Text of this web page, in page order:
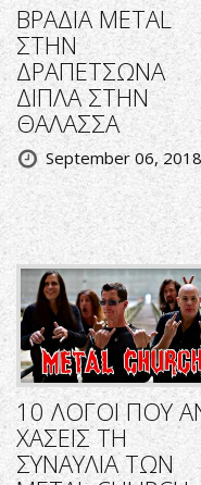
ΒΡΑΔΙΑ METAL
ΣΤΗΝ
ΔΡΑΠΕΤΣΩΝΑ
ΔΙΠΛΑ ΣΤΗΝ
ΘΑΛΑΣΣΑ
September 06, 2018
10 ΛΟΓΟΙ ΠΟΥ
ΧΑΣΕΙΣ ΤΗ
ΣΥΝΑΥΛΙΑ ΤΩΝ